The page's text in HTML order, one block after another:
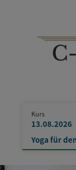
Kurs
13.08.2026
Yoga für